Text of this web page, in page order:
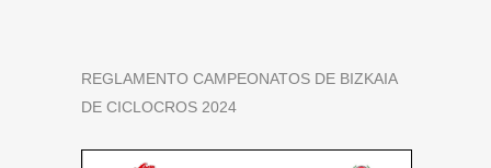
REGLAMENTO CAMPEONATOS DE BIZKAIA
DE CICLOCROS 2024